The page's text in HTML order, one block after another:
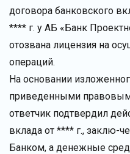
договора банковского
**** г. у АБ «Банк
отозвана лицензия на
операций.
На основании
приведенными
ответчик подтвердил
вклада от **** г., заклю-
Банком, а денежные